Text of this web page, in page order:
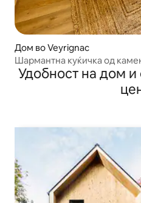
Дом во Veyrignac
Шармантна куќичка од
Удобност на дом